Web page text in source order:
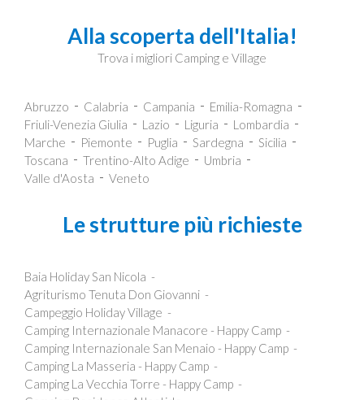
Alla scoperta dell'Italia!
Trova i migliori Camping e Village
Abruzzo Calabria Campania
Emilia-Romagna
Friuli-Venezia Giulia
Lazio Liguria
Lombardia
Marche
Piemonte Puglia Sardegna
Sicilia
Toscana
Trentino-Alto Adige
Umbria
Valle d'Aosta
Veneto
Le strutture più richieste
Baia Holiday San Nicola
Agriturismo Tenuta Don Giovanni
Campeggio Holiday Village
Camping Internazionale Manacore - Happy Camp
Camping Internazionale San Menaio - Happy Camp
Camping La Masseria - Happy Camp
Camping La Vecchia Torre - Happy Camp